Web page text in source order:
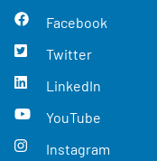
Facebook
Twitter
LinkedIn
YouTube
Instagram